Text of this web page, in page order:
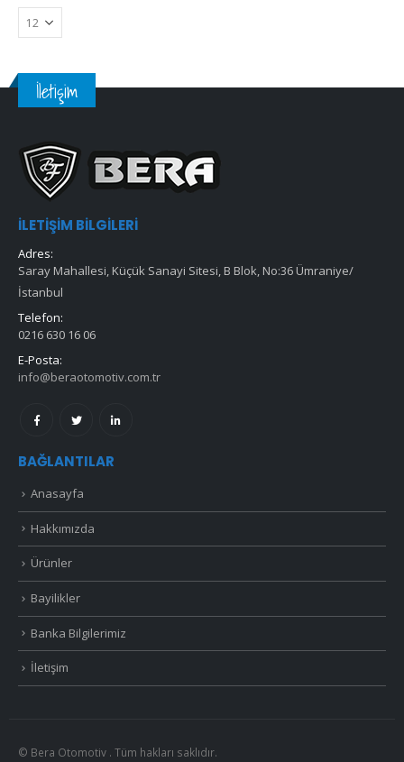
İletişim
İLETIŞIM BILGILERI
Adres:
Saray Mahallesi, Küçük Sanayi Sitesi, B Blok, No:36 Ümraniye/
İstanbul
Telefon:
0216 630 16 06
E-Posta:
info@beraotomotiv.com.tr
BAĞLANTILAR
Anasayfa
Hakkımızda
Ürünler
Bayilikler
Banka Bilgilerimiz
İletişim
© Bera Otomotiv . Tüm hakları saklıdır.